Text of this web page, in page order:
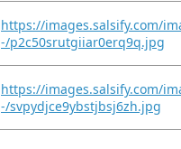
https://images.salsify.com/
-/p2c50srutgiiar0erq9q.jpg
https://images.salsify.com/
-/svpydjce9ybstjbsj6zh.jpg